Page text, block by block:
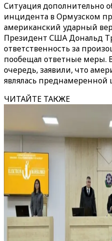
Ситуация дополнительно
инцидента в Ормузском
американский ударный
Президент США Дональд
ответственность за
пообещал ответные меры.
очередь, заявили, что
являлась преднамеренной
ЧИТАЙТЕ ТАКЖЕ